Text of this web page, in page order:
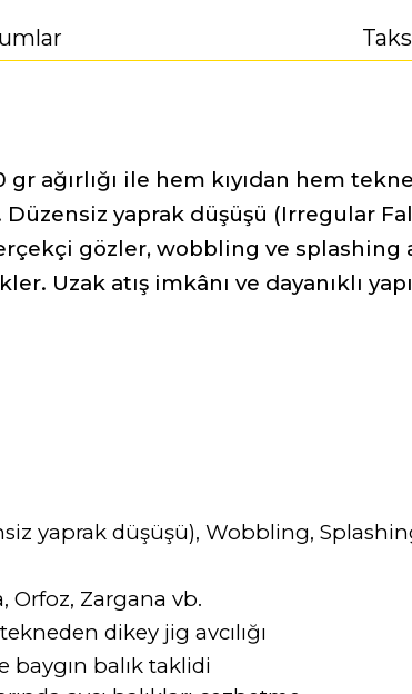
gr ağırlığı ile hem kıyıdan hem
Düzensiz yaprak düşüşü (Irregular
gözler, wobbling ve
Uzak atış imkânı ve dayanıklı
yaprak düşüşü), Wobbling,
Orfoz, Zargana vb.
dikey jig avcılığı
baygın balık taklidi